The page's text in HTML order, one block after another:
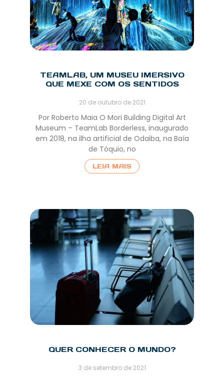
TEAMLAB, UM MUSEU IMERSIVO
QUE MEXE COM OS SENTIDOS
20 de outubro de 2021
Por Roberto Maia O Mori Building Digital Art
Museum – TeamLab Borderless, inaugurado
em 2018, na ilha artificial de Odaiba, na Baía
de Tóquio, no
LEIA MAIS
QUER CONHECER O MUNDO?
3 de setembro de 2021